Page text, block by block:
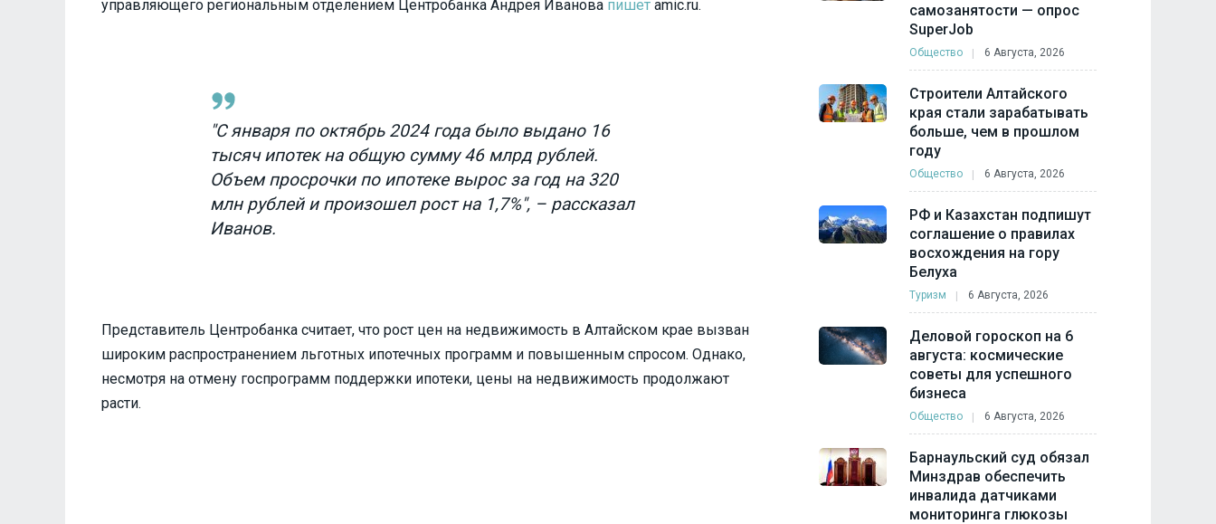
управляющего региональным отделением Центробанка Андрея Иванова пишет amic.ru.
"С января по октябрь 2024 года было выдано 16
тысяч ипотек на общую сумму 46 млрд рублей.
Объем просрочки по ипотеке вырос за год на 320
млн рублей и произошел рост на 1,7%", – рассказал
Иванов.
Представитель Центробанка считает, что рост цен на недвижимость в Алтайском крае вызван
широким распространением льготных ипотечных программ и повышенным спросом. Однако,
несмотря на отмену госпрограмм поддержки ипотеки, цены на недвижимость продолжают
расти.
самозанятости — опрос
SuperJob
Общество 6 Августа, 2026
Строители Алтайского
края стали зарабатывать
больше, чем в прошлом
году
Общество 6 Августа, 2026
РФ и Казахстан подпишут
соглашение о правилах
восхождения на гору
Белуха
Туризм 6 Августа, 2026
Деловой гороскоп на 6
августа: космические
советы для успешного
бизнеса
Общество 6 Августа, 2026
Барнаульский суд обязал
Минздрав обеспечить
инвалида датчиками
мониторинга глюкозы